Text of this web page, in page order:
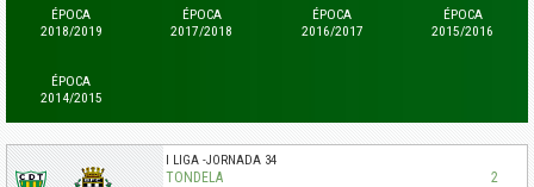
ÉPOCA
2018/2019
ÉPOCA
2017/2018
ÉPOCA
2016/2017
ÉPOCA
2015/2016
ÉPOCA
2014/2015
I LIGA JORNADA 34
TONDELA
2